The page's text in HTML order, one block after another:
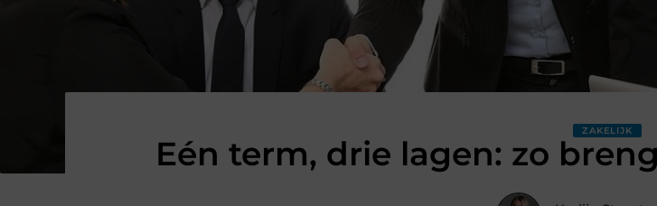
ZAKELIJK
Eén term, drie lagen: zo